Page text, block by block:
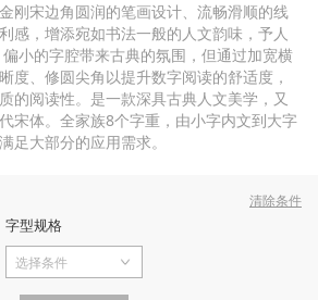
刚宋边角圆润的笔画设计、流畅滑顺的线
感，增添宛如书法一般的人文韵味，予人
小的字腔带来古典的氛围，但通过加宽横
度、修圆尖角以提升数字阅读的舒适度，
的阅读性。是一款深具古典人文美学，又
宋体。全家族8个字重，由小字内文到大字
足大部分的应用需求。
清除条件
字型规格
选择条件